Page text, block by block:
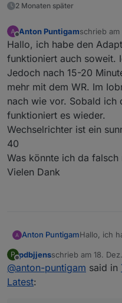
sezähler
2 Monaten später
Offline
Anton Puntigamschrieb am
zuletzt
Hallo, ich habe den
funktioniert auch soweit.
Jedoch nach 15-20
mehr mit dem WR. Im
nach wie vor. Sobald ich
funktioniert es wieder.
Wechselrichter ist ein
40
Was könnte ich da falsch
Vielen Dank
Anton PuntigamHallo, ich
Werte.
P
Offline
pdbjjensschrieb am 18.
zuletzt editiert von
@anton-puntigam said in
Latest: